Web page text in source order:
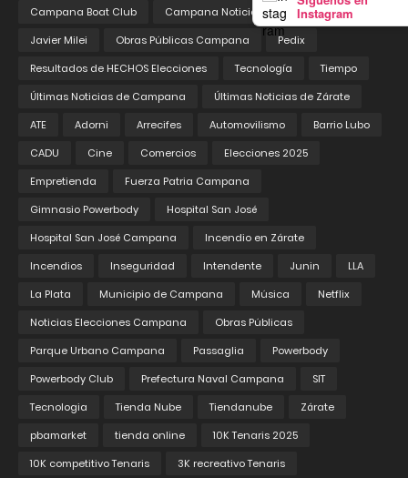
Instagram
Campana Boat Club Campana Noticias
Educación
Javier Milei
Obras Públicas Campana
Pedix
Resultados de HECHOS Elecciones
Tecnología
Tiempo
Últimas Noticias de Campana
Últimas Noticias de Zárate
ATE
Adorni Arrecifes Automovilismo
Barrio Lubo
CADU
Cine Comercios
Elecciones 2025
Empretienda
Fuerza Patria Campana
Gimnasio Powerbody
Hospital San José
Hospital San José Campana
Incendio en Zárate
Incendios
Inseguridad Intendente Junin
LLA
La Plata
Municipio de Campana Música
Netflix
Noticias Elecciones Campana
Obras Públicas
Parque Urbano Campana
Passaglia
Powerbody
Powerbody Club
Prefectura Naval Campana
SIT
Tecnologia
Tienda Nube Tiendanube
Zárate
pbamarket
tienda online
10K Tenaris 2025
10K competitivo Tenaris
3K recreativo Tenaris